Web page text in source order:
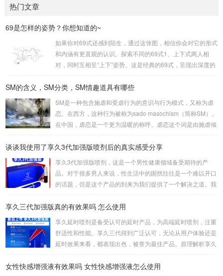
热门文章
69是怎样的姿势？你想知道的~
如果你对69式还感到陌生，通过这张图，相信你会对它的形式
和内涵有更直观的认识。探索不同的69式1、上下式两人相
对，同时互相呈“上下”姿势。这是经典的69式，呈现出深度的
头枕女方大腿。这种体位让双方能更轻松地互相口爱。3、立
考验了男女双方身体素质，需慎重尝试。侧躺式的舒适之处这
一姿势的独特之处在于，女性可以更轻松地掌控伴侣的口舌刺
激，同时避免疲劳。男性则可通过合适的角度和...
SM的含义，SM分类，SM情趣道具有哪些
SM是一种包含施虐和受虐行为的意识与行为模式，又称为虐
恋。在西方，这种行为被称为sado masochism（简称SM）。
在中国，虐恋是一个更为温暖的称呼。虐恋这个词是由施虐倾
英文简写即我们通常所说的SM。SM情趣道具包括捆绑和束
野外调教、蜡烛、冰块、夹子、鞭打、头发、剃体毛等。这些
道具在使用时需要注意安全和卫生，尤其是涉及到身体部位的
刺激和捆绑时，要注意血...
谈谈我使用了享久3代加强版喷剂后的真实感受分享
享久3代加强版喷剂，这是一个男性健康领域备受期待的产
品。对于很多男人来说，性生活中的困扰往往是一个难以开口
的话题，但是这个产品的到来为我们提供了一个解决之道。我
事时间方面提供了显著的帮助。首先，我要强调的是这个产品
然后轻轻按摩，稍等片刻，你就可以享受到它的效果了。这一
点对我来说非常重要，因为它不需要繁琐的准备或额外的设
备，而是一个方便且离不开家的解决方案。当我第一次使用...
享久三代加强版真的有效果吗 怎么使用
享久延时喷剂是备受认可的延时产品，为高端延时喷剂，注重
舒适性和性能。享久三代得到广泛认可，无论从用户体验还是
延时效果来看，都表现出色，被誉为最佳产品。原理解析享久
物、马鹿茸、人参、秦椒、乙醇等。这些成分不仅减少敏感度
女性快感增强液有效果吗 女性快感增强液怎么使用